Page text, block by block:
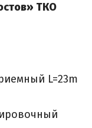
ТКО
L=23m